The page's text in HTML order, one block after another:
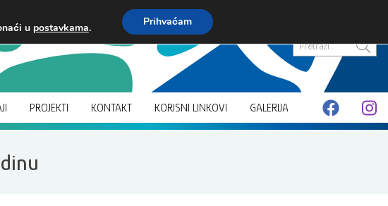
Pretraži...
PROJEKTI KONTAKT KORISNI LINKOVI GALERIJA
u postavkama. Prihvaćam